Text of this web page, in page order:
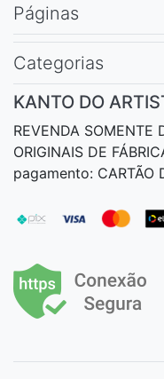
Páginas
Categorias
KANTO DO
REVENDA SOMENTE
ORIGINAIS DE
pagamento: CARTÃO